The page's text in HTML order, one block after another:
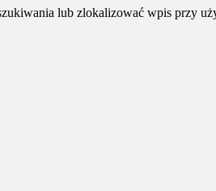
lub zlokalizować wpis przy